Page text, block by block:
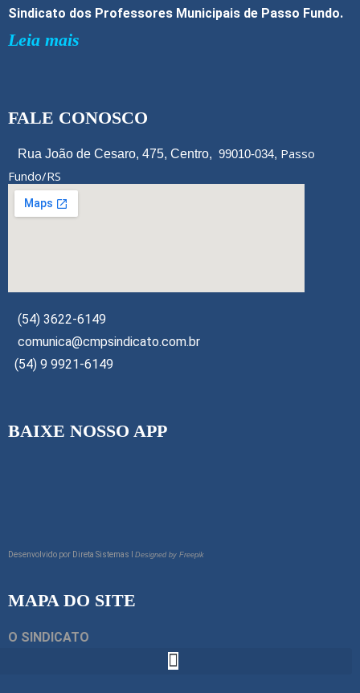
Sindicato dos Professores Municipais de Passo Fundo.
Leia mais
FALE CONOSCO
Rua João de Cesaro, 475, Centro, 99010-034, Passo
Fundo/RS
(54) 3622-6149
comunica@cmpsindicato.com.br
(54) 9 9921-6149
BAIXE NOSSO APP
Desenvolvido por Direta Sistemas I Designed by Freepik
MAPA DO SITE
O SINDICATO